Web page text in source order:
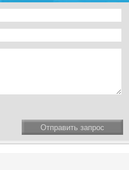
Отправить запрос